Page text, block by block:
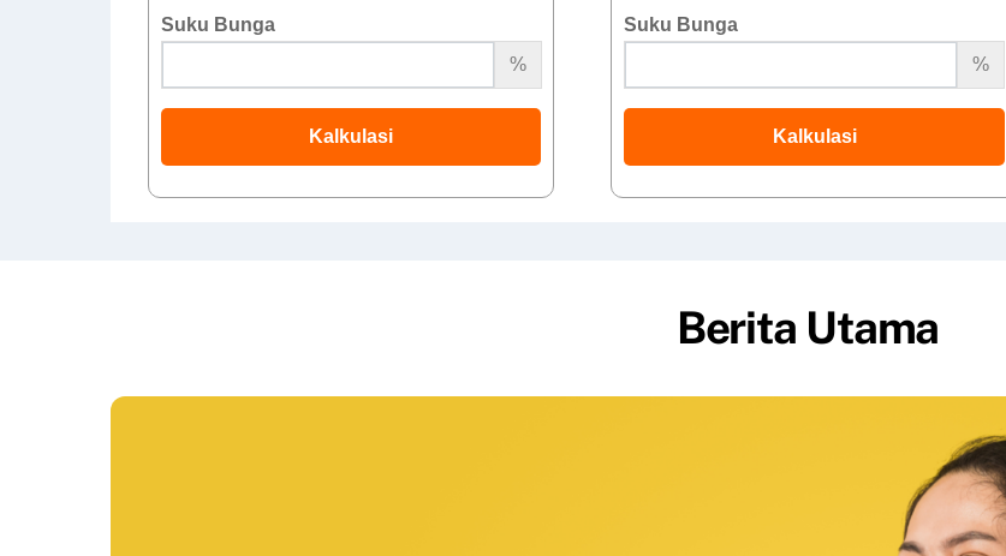
Suku Bunga
%
Kalkulasi
Suku Bunga
%
Kalkulasi
Berita Utama